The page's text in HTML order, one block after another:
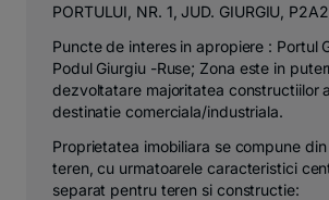
PORTULUI, NR. 1, JUD. GIURGIU,
Puncte de interes in apropiere : Portul
Podul Giurgiu -Ruse; Zona este in
dezvoltatare majoritatea constructiilor
destinatie comerciala/industriala.
Proprietatea imobiliara se compune
teren, cu urmatoarele caracteristici
separat pentru teren si constructie: